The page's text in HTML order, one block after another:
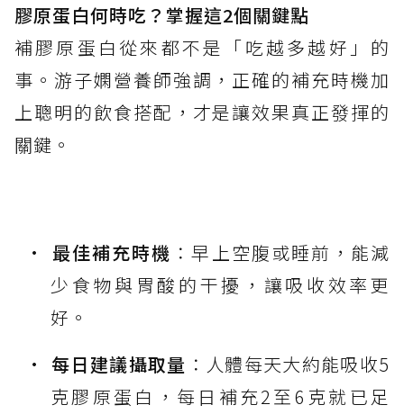
膠原蛋白何時吃？掌握這2個關鍵點
補膠原蛋白從來都不是「吃越多越好」的
事。游子嫻營養師強調，正確的補充時機加
上聰明的飲食搭配，才是讓效果真正發揮的
關鍵。
最佳補充時機 ：早上空腹或睡前，能減
少食物與胃酸的干擾，讓吸收效率更
好。
每日建議攝取量 ：人體每天大約能吸收5
克膠原蛋白，每日補充2至6克就已足